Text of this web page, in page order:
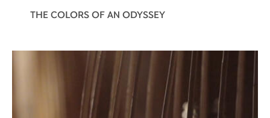
THE COLORS OF AN ODYSSEY